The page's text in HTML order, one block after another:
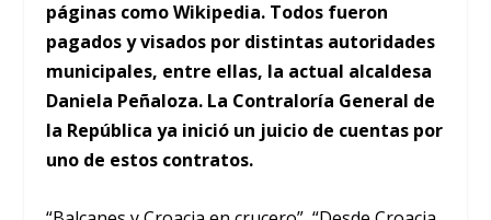
páginas como Wikipedia. Todos fueron
pagados y visados por distintas autoridades
municipales, entre ellas, la actual alcaldesa
Daniela Peñaloza. La Contraloría General de
la República ya inició un juicio de cuentas por
uno de estos contratos.